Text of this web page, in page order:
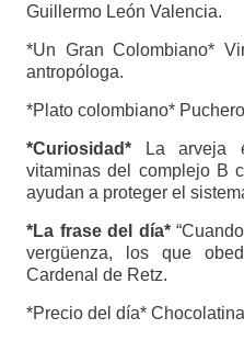
Guillermo León Valencia.
*Un Gran Colombiano*
antropóloga.
*Plato colombiano*
*Curiosidad*La arveja
vitaminas del complejo B
ayudan a proteger el
*La frase del día*
vergüenza, los que
Cardenal de Retz.
*Precio del día*